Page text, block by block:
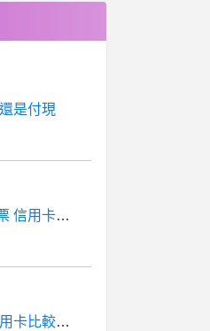
是付現
信用卡比較好辦的銀行如何買
卡比較表常搭飛機該辦哪張信